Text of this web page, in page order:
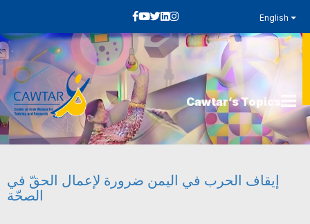
English
Cawtar’s Topics
إيقاف الحرب في اليمن ضرورة لإعمال الحقّ في
الصحّة